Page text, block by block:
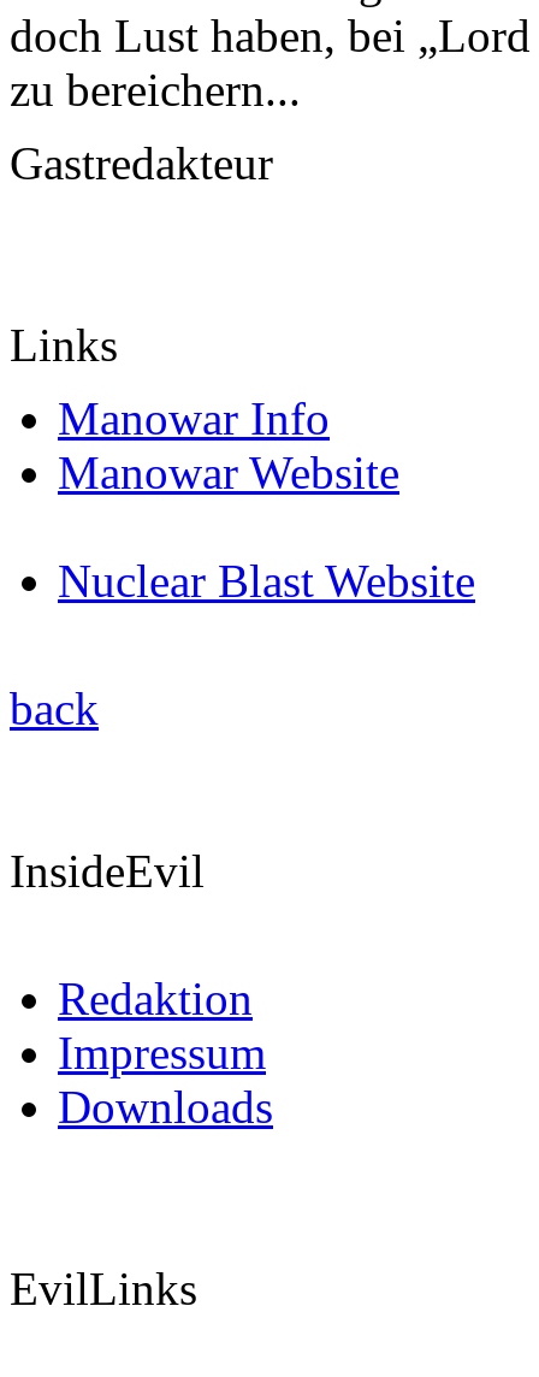
doch Lust haben, bei
zu bereichern...
Gastredakteur
Links
Manowar Info
Manowar Website
Nuclear Blast Website
back
InsideEvil
Redaktion
Impressum
Downloads
EvilLinks